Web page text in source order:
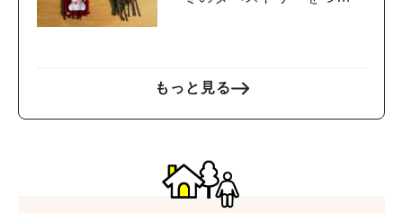
もっと見る